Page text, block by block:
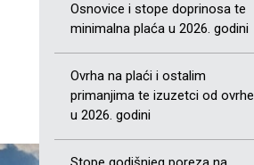
Osnovice i stope doprinosa te
minimalna plaća u 2026. godini
Ovrha na plaći i ostalim
primanjima te izuzetci od ovrhe
u 2026. godini